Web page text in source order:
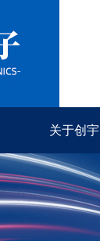
关于创宇